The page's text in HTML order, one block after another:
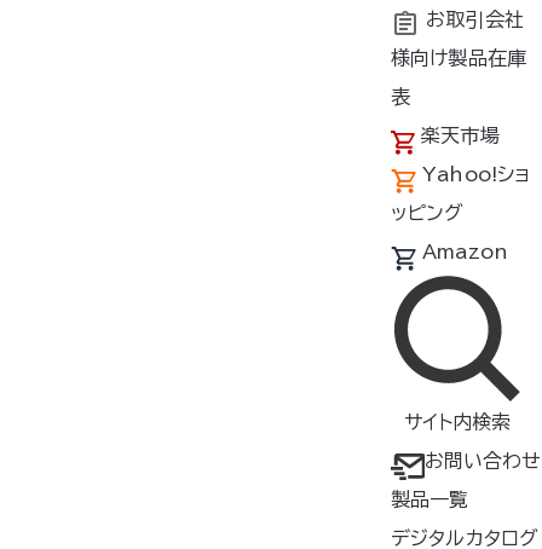
お取引会社
様向け製品在庫
表
楽天市場
Yahoo!ショ
ッピング
Amazon
サイト内検索
お問い合わせ
製品一覧
デジタルカタログ
検索